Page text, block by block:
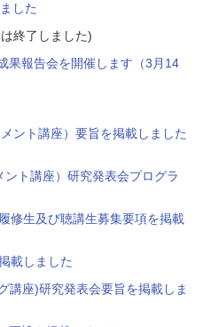
した
終了しました)
果報告会を開催します（3月14
ント講座）要旨を掲載しました
ト講座）研究発表会プログラ
修生及び聴講生募集要項を掲載
載しました
講座)研究発表会要旨を掲載しま